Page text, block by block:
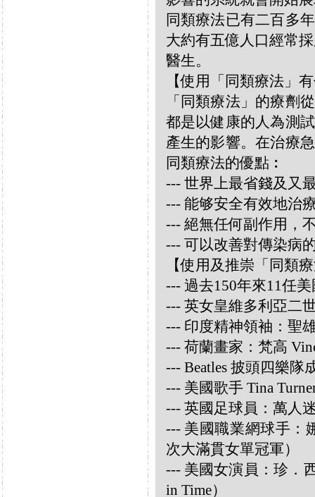
同類療法已有二百多
大約有五億人口經常
醫生。
【使用「同類療法」
「同類療法」的療劑
都是以健康的人為測
產生的影響。在治療
同類療法的優點︰
--- 世界上最省錢及又
--- 能够安全有效地治
--- 絕無任何副作用，
--- 可以改善對傳染病
【使用及推崇「同類
--- 過去150年來11任
--- 英女皇維多利亞二
--- 印度精神領袖：聖
--- 荷蘭畫家：梵高
--- Beatles 披頭四樂隊
--- 美國歌手 Tina
--- 英國足球員：萬人
--- 美國職業網球手：
次大滿貫女單冠軍）
--- 美國女演員：珍．
in Time）